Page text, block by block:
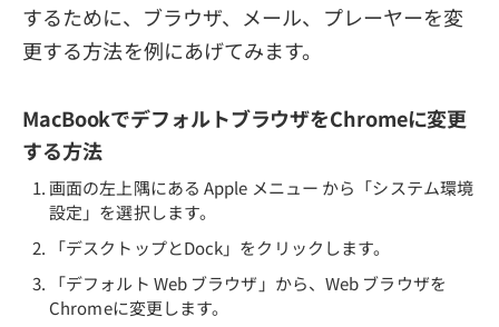
するために、ブラウザ、メール、プレーヤーを変
更する方法を例にあげてみます。
MacBookでデフォルトブラウザをChromeに変更
する方法
画面の左上隅にある Apple メニュー から「システム環境
設定」を選択します。
「デスクトップとDock」をクリックします。
「デフォルト Web ブラウザ」から、Web ブラウザを
Chromeに変更します。